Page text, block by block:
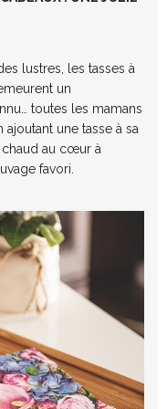
lustres, les tasses à
un
toutes les mamans
une tasse à sa
au cœur à
favori.